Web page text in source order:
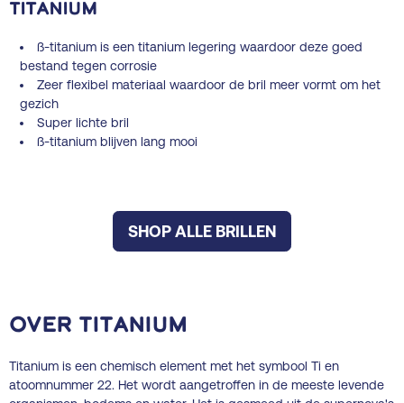
titanium
ß-titanium is een titanium legering waardoor deze goed
bestand tegen corrosie
Zeer flexibel materiaal waardoor de bril meer vormt om het
gezich
Super lichte bril
ß-titanium blijven lang mooi
SHOP ALLE BRILLEN
Over Titanium
Titanium is een chemisch element met het symbool Ti en
atoomnummer 22. Het wordt aangetroffen in de meeste levende